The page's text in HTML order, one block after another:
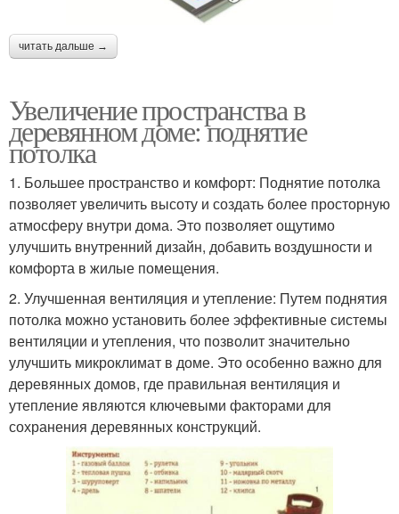
читать дальше →
Увеличение пространства в
деревянном доме: поднятие
потолка
1. Большее пространство и комфорт: Поднятие потолка
позволяет увеличить высоту и создать более просторную
атмосферу внутри дома. Это позволяет ощутимо
улучшить внутренний дизайн, добавить воздушности и
комфорта в жилые помещения.
2. Улучшенная вентиляция и утепление: Путем поднятия
потолка можно установить более эффективные системы
вентиляции и утепления, что позволит значительно
улучшить микроклимат в доме. Это особенно важно для
деревянных домов, где правильная вентиляция и
утепление являются ключевыми факторами для
сохранения деревянных конструкций.